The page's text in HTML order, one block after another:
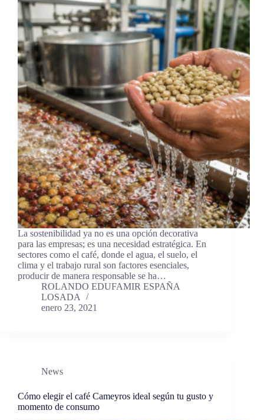
La sostenibilidad ya no es una opción decorativa
para las empresas; es una necesidad estratégica. En
sectores como el café, donde el agua, el suelo, el
clima y el trabajo rural son factores esenciales,
producir de manera responsable se ha…
ROLANDO EDUFAMIR ESPAÑA
LOSADA
enero 23, 2021
News
Cómo elegir el café Cameyros ideal según tu gusto y
momento de consumo